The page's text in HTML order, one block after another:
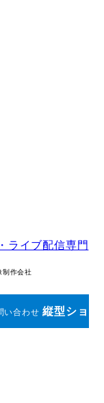
制作会社
い合わせ 縦型ショ